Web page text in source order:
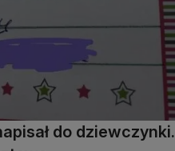
do dziewczynki.